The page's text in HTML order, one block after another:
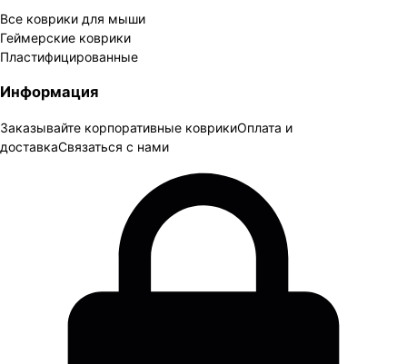
Все коврики для мыши
Геймерские коврики
Пластифицированные
Информация
Заказывайте корпоративные коврикиОплата и
доставкаСвязаться с нами